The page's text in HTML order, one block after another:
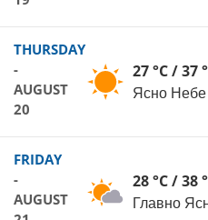
THURSDAY
-
AUGUST
20
27 °C / 37
Ясно Небе
FRIDAY
-
AUGUST
28 °C / 38
Главно